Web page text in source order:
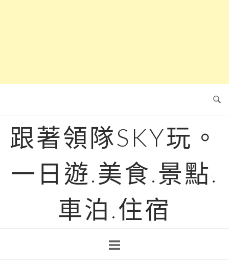
跟著領隊SKY玩。
一日遊.美食.景點.
車泊.住宿